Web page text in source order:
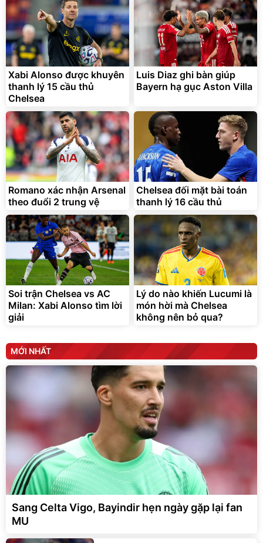
Xabi Alonso được khuyên
thanh lý 15 cầu thủ
Chelsea
Luis Diaz ghi bàn giúp
Bayern hạ gục Aston Villa
Romano xác nhận Arsenal
theo đuổi 2 trung vệ
Chelsea đối mặt bài toán
thanh lý 16 cầu thủ
Soi trận Chelsea vs AC
Milan: Xabi Alonso tìm lời
giải
Lý do nào khiến Lucumi là
món hời mà Chelsea
không nên bỏ qua?
Sang Celta Vigo, Bayindir hẹn ngày gặp lại fan
MU